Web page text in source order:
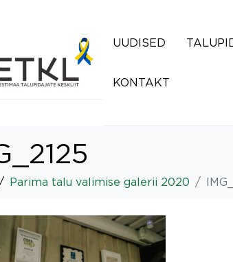
UUDISED
KONTAKT
Parima talu valimise galerii 2020